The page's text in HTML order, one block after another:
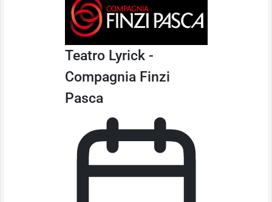
Teatro Lyrick -
Compagnia Finzi
Pasca